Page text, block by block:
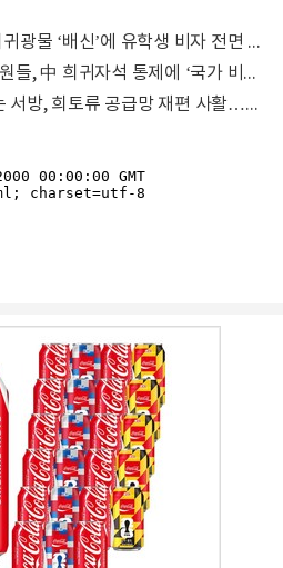
[희토류 대란] 美, 중국 희귀광물 ‘배신’에 유학생 비자 전면 취소로 맞불
[희토류 대란] 美 여야 의원들, 中 희귀자석 통제에 ‘국가 비상’ 경고
[심층분석] 탈중국 외치는 서방, 희토류 공급망 재편 사활…재활용만으론 '역부족'